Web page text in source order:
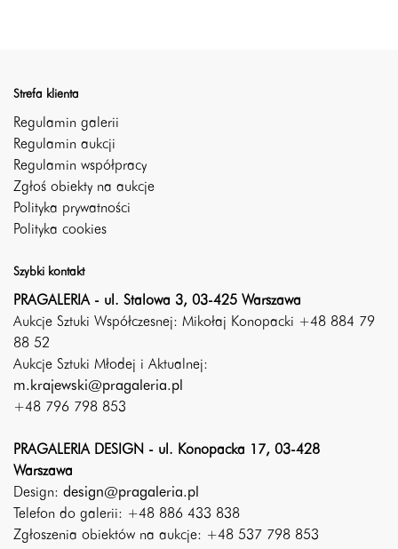
Strefa klienta
Regulamin galerii
Regulamin aukcji
Regulamin współpracy
Zgłoś obiekty na aukcje
Polityka prywatności
Polityka cookies
Szybki kontakt
PRAGALERIA - ul. Stalowa 3, 03-425 Warszawa
Aukcje Sztuki Współczesnej: Mikołaj Konopacki +48 884 79
88 52
Aukcje Sztuki Młodej i Aktualnej:
m.krajewski@pragaleria.pl
+48 796 798 853
PRAGALERIA DESIGN - ul. Konopacka 17, 03-428
Warszawa
Design: design@pragaleria.pl
Telefon do galerii: +48 886 433 838
Zgłoszenia obiektów na aukcje: +48 537 798 853